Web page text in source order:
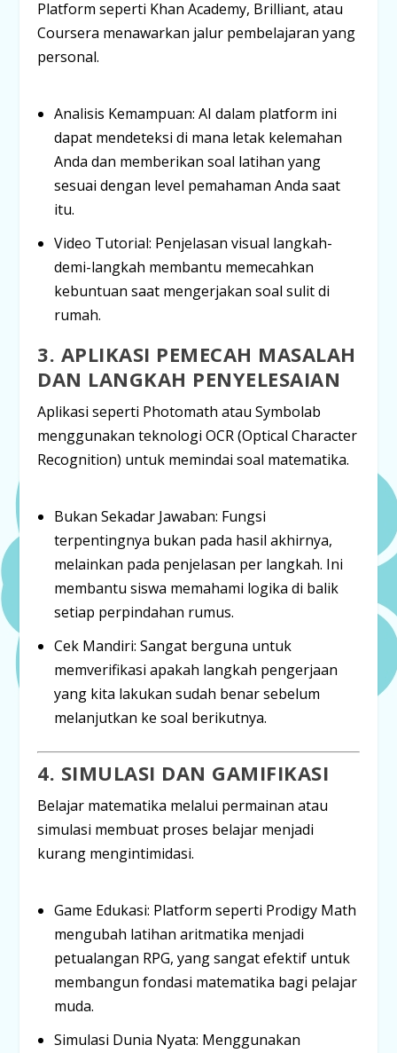
Platform seperti Khan Academy, Brilliant, atau
Coursera menawarkan jalur pembelajaran yang
personal.
Analisis Kemampuan: AI dalam platform ini
dapat mendeteksi di mana letak kelemahan
Anda dan memberikan soal latihan yang
sesuai dengan level pemahaman Anda saat
itu.
Video Tutorial: Penjelasan visual langkah-
demi-langkah membantu memecahkan
kebuntuan saat mengerjakan soal sulit di
rumah.
3. APLIKASI PEMECAH MASALAH
DAN LANGKAH PENYELESAIAN
Aplikasi seperti Photomath atauSymbolab
menggunakan teknologi OCR (Optical Character
Recognition) untuk memindai soal matematika.
Bukan Sekadar Jawaban: Fungsi
terpentingnya bukan pada hasil akhirnya,
melainkan pada penjelasan per langkah. Ini
membantu siswa memahami logika di balik
setiap perpindahan rumus.
Cek Mandiri: Sangat berguna untuk
memverifikasi apakah langkah pengerjaan
yang kita lakukan sudah benar sebelum
melanjutkan ke soal berikutnya.
4. SIMULASI DAN GAMIFIKASI
Belajar matematika melalui permainan atau
simulasi membuat proses belajar menjadi
kurang mengintimidasi.
Game Edukasi: Platform seperti Prodigy Math
mengubah latihan aritmatika menjadi
petualangan RPG, yang sangat efektif untuk
membangun fondasi matematika bagi pelajar
muda.
Simulasi Dunia Nyata: Menggunakan